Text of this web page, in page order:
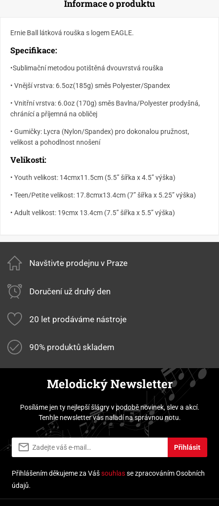
Informace o produktu
Ernie Ball látková rouška s logem EAGLE.
Specifikace:
•Sublimační metodou potištěná dvouvrstvá rouška
• Vnější vrstva: 6.5oz(185g) směs Polyester/Spandex
• Vnitřní vrstva: 6.0oz (170g) směs Bavlna/Polyester prodyšná,
chránící a příjemná na obličej
• Gumičky: Lycra (Nylon/Spandex) pro dokonalou pružnost,
velikost a pohodlnost nnošení
Velikosti:
• Youth velikost: 14cmx11.5cm (5.5” šířka x 4.5” výška)
• Teen/Petite velikost: 17.8cmx13.4cm (7” šířka x 5.25” výška)
• Adult velikost: 19cmx 13.4cm (7.5” šířka x 5.5” výška)
Navštivte prodejnu v Praze
Doručení už druhý den
20 let prodáváme nástroje
90% produktů skladem
Melodický Newsletter
Posíláme jen ty nejlepší šlágry v podobě novinek, slev a akcí.
Tenhle newsletter vás naladí na správnou notu.
Přihlásit
Přihlášením děkujeme za Vášsouhlasse zpracováním Osobních
údajů.